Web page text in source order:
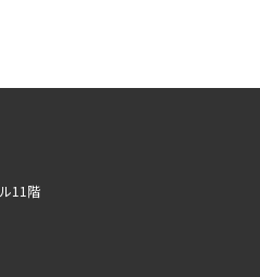
11階